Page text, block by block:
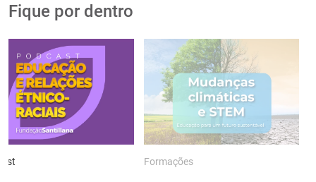
Fique por dentro
Formações